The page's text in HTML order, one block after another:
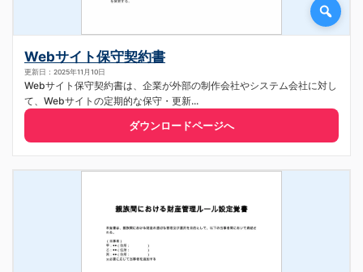
Webサイト保守契約書
更新日：2025年11月10日
Webサイト保守契約書は、企業が外部の制作会社やシステム会社に対し
て、Webサイトの定期的な保守・更新...
ダウンロードページへ